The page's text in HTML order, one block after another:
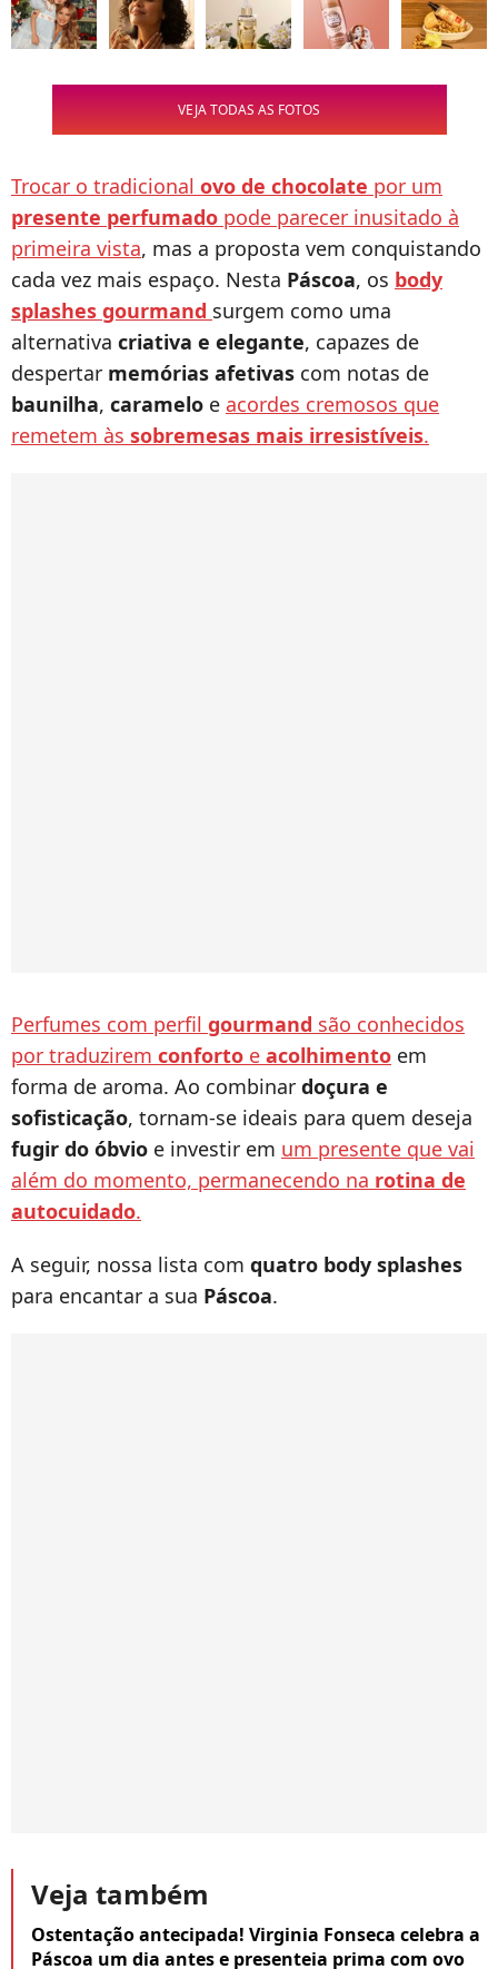
VEJA TODAS AS FOTOS
Trocar o tradicional ovo de chocolate por um
presente perfumado pode parecer inusitado à
primeira vista, mas a proposta vem conquistando
cada vez mais espaço. Nesta Páscoa, os body
splashes gourmand surgem como uma
alternativa criativa e elegante, capazes de
despertar memórias afetivas com notas de
baunilha, caramelo e acordes cremosos que
remetem às sobremesas mais irresistíveis.
Perfumes com perfil gourmand são conhecidos
por traduzirem conforto e acolhimento em
forma de aroma. Ao combinar doçura e
sofisticação, tornam-se ideais para quem deseja
fugir do óbvio e investir em um presente que vai
além do momento, permanecendo na rotina de
autocuidado.
A seguir, nossa lista com quatro body splashes
para encantar a sua Páscoa.
Veja também
Ostentação antecipada! Virginia Fonseca celebra a
Páscoa um dia antes e presenteia prima com ovo